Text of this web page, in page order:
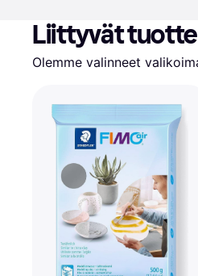
Liittyvät
Olemme valinneet